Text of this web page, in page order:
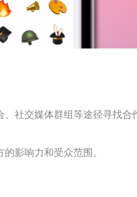
社交媒体群组等途径寻找合
影响力和受众范围。